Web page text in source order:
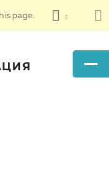
page.